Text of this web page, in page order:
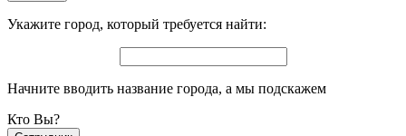
Укажите город, который требуется найти:
Начните вводить название города, а мы подскажем
Кто Вы?